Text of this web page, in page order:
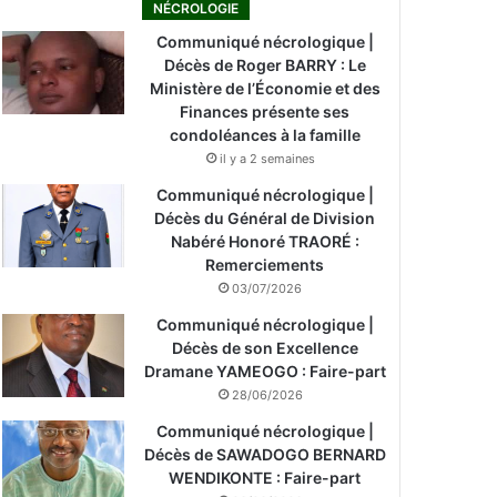
NÉCROLOGIE
Communiqué nécrologique |
Décès de Roger BARRY : Le
Ministère de l’Économie et des
Finances présente ses
condoléances à la famille
il y a 2 semaines
Communiqué nécrologique |
Décès du Général de Division
Nabéré Honoré TRAORÉ :
Remerciements
03/07/2026
Communiqué nécrologique |
Décès de son Excellence
Dramane YAMEOGO : Faire-part
28/06/2026
Communiqué nécrologique |
Décès de SAWADOGO BERNARD
WENDIKONTE : Faire-part